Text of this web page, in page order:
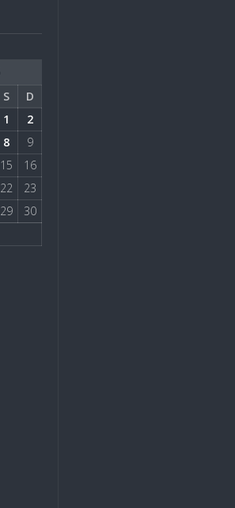
S
D
1
2
8
9
15
16
22
23
29
30